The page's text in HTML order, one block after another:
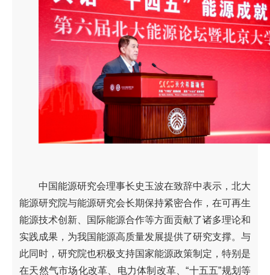
中国能源研究会理事长史玉波在致辞中表示，北大
能源研究院与能源研究会长期保持紧密合作，在可再生
能源技术创新、国际能源合作等方面贡献了诸多理论和
实践成果，为我国能源高质量发展提供了研究支撑。与
此同时，研究院也积极支持国家能源政策制定，特别是
在天然气市场化改革、电力体制改革、“十五五”规划等